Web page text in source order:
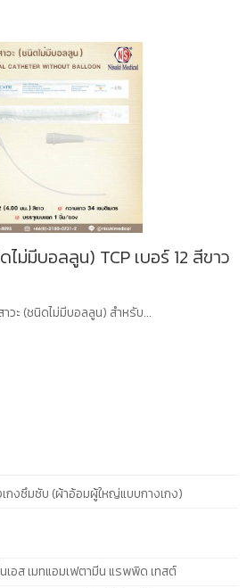
ม่มีบอลลูน) TCP เบอร์ 12 สีขาว
วะ (ชนิดไม่มีบอลลูน) สำหรับ...
กงซึมซับ (ผ้าอ้อมผู้ใหญ่แบบกางเกง)
อส เมทแอมเฟตามีน แรพพิด เทสต์